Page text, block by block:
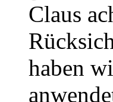
Claus
haben